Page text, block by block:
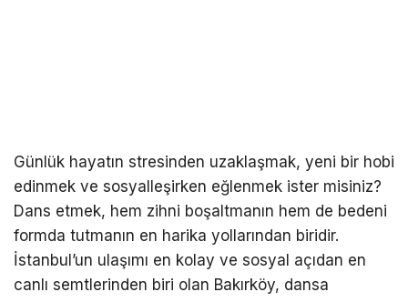
Günlük hayatın stresinden uzaklaşmak, yeni bir hobi
edinmek ve sosyalleşirken eğlenmek ister misiniz?
Dans etmek, hem zihni boşaltmanın hem de bedeni
formda tutmanın en harika yollarından biridir.
İstanbul’un ulaşımı en kolay ve sosyal açıdan en
canlı semtlerinden biri olan Bakırköy, dansa